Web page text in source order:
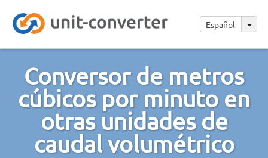
Español
Conversor de metros
cúbicos por minuto en
otras unidades de
caudal volumétrico